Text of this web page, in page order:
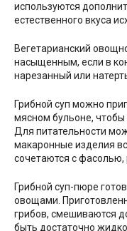
используются
естественного вкуса
Вегетарианский
насыщенным, если в
нарезанный или
Грибной суп можно
мясном бульоне,
Для питательности
макаронные изделия
сочетаются с фасолью,
Грибной суп-пюре
овощами.
грибов, смешиваются
быть достаточно